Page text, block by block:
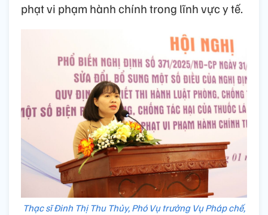
phạt vi phạm hành chính trong lĩnh vực y tế.
Thạc sĩ Đinh Thị Thu Thủy, Phó Vụ trưởng Vụ Pháp chế,